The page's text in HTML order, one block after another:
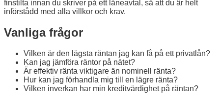
finstilta innan du skriver på ett låneavtal, så att du är helt
införstådd med alla villkor och krav.
Vanliga frågor
Vilken är den lägsta räntan jag kan få på ett privatlån?
Kan jag jämföra räntor på nätet?
Är effektiv ränta viktigare än nominell ränta?
Hur kan jag förhandla mig till en lägre ränta?
Vilken inverkan har min kreditvärdighet på räntan?